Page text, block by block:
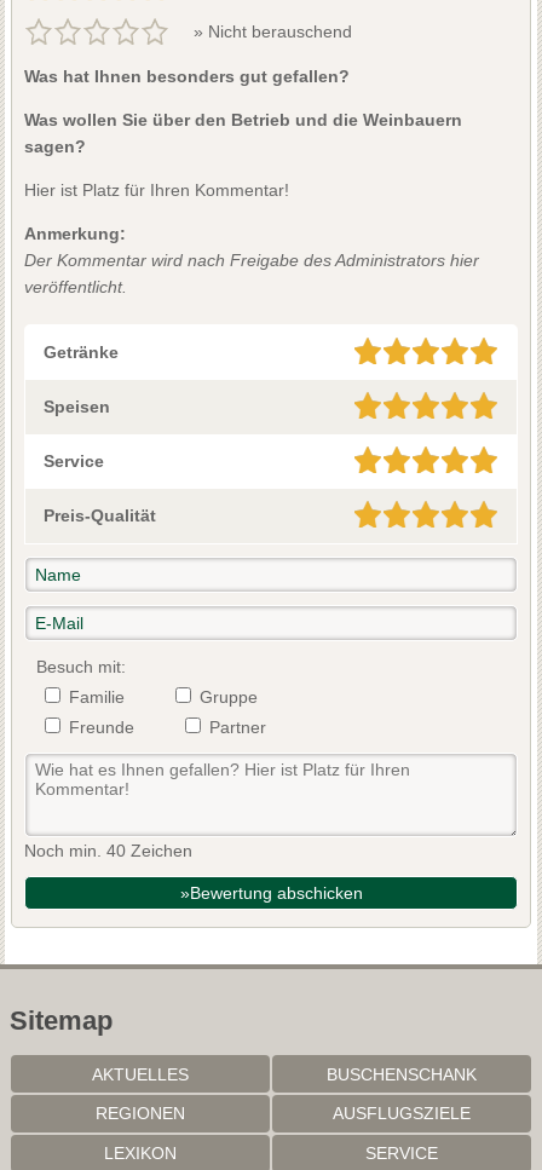
» Nicht berauschend
Was hat Ihnen besonders gut gefallen?
Was wollen Sie über den Betrieb und die Weinbauern
sagen?
Hier ist Platz für Ihren Kommentar!
Anmerkung:
Der Kommentar wird nach Freigabe des Administrators hier
veröffentlicht.
Getränke
Speisen
Service
Preis-Qualität
Besuch mit:
Familie
Gruppe
Freunde
Partner
Noch min. 40 Zeichen
»Bewertung abschicken
Sitemap
AKTUELLES BUSCHENSCHANK
REGIONEN AUSFLUGSZIELE
LEXIKON SERVICE